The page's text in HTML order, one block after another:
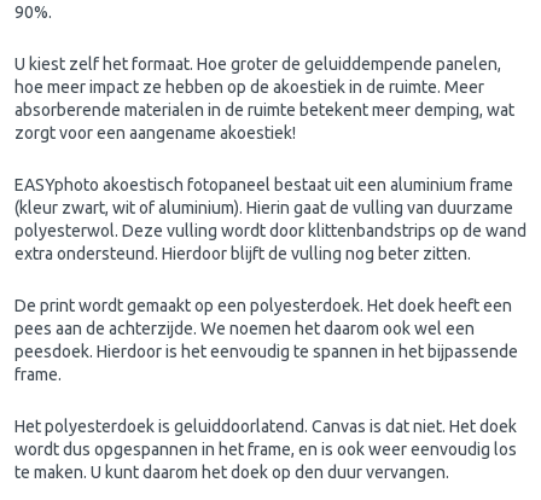
90%.
U kiest zelf het formaat. Hoe groter de geluiddempende panelen,
hoe meer impact ze hebben op de akoestiek in de ruimte. Meer
absorberende materialen in de ruimte betekent meer demping, wat
zorgt voor een aangename akoestiek!
EASYphoto akoestisch fotopaneel bestaat uit een aluminium frame
(kleur zwart, wit of aluminium). Hierin gaat de vulling van duurzame
polyesterwol. Deze vulling wordt door klittenbandstrips op de wand
extra ondersteund. Hierdoor blijft de vulling nog beter zitten.
De print wordt gemaakt op een polyesterdoek. Het doek heeft een
pees aan de achterzijde. We noemen het daarom ook wel een
peesdoek. Hierdoor is het eenvoudig te spannen in het bijpassende
frame.
Het polyesterdoek is geluiddoorlatend. Canvas is dat niet. Het doek
wordt dus opgespannen in het frame, en is ook weer eenvoudig los
te maken. U kunt daarom het doek op den duur vervangen.